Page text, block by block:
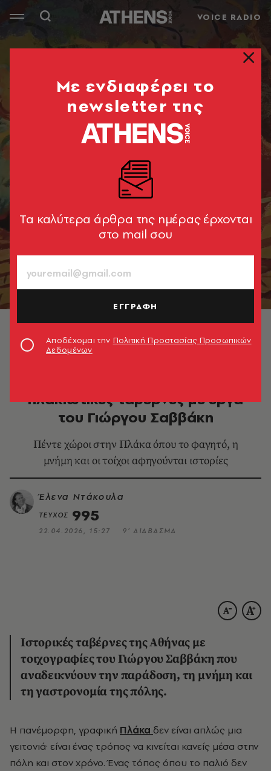
VOICE RADIO
© Έργο του Γ. Σαββάκη στην Ταβέρνα Σαϊτα
πλακιώτικες ταβέρνες με έργα
του Γιώργου Σαββάκη
Πέντε χώροι στην Πλάκα όπου το φαγητό, η
μνήμη και οι τοίχοι αφηγούνται ιστορίες
Έλενα Ντάκουλα
ΤΕΥΧΟΣ 995
22.04.2026, 15:27 9’ ΔΙΑΒΑΣΜΑ
Iστορικές ταβέρνες της Αθήνας με
τοιχογραφίες του Γιώργου Σαββάκη που
αναδεικνύουν την παράδοση, τη μνήμη και
τη γαστρονομία της πόλης.
Η πανέμορφη, γραφική Πλάκα δεν είναι απλώς μια
γειτονιά· είναι ένας τρόπος να κινείται κανείς μέσα στην
πόλη και στον χρόνο. Ένας τόπος όπου το παλιό δεν
Mε ενδιαφέρει το
newsletter της
Tα καλύτερα άρθρα της ημέρας έρχονται
στο mail σου
ΕΓΓΡΑΦΗ
Αποδέχομαι την Πολιτική Προστασίας Προσωπικών
Δεδομένων